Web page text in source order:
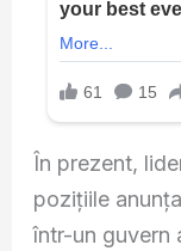
În prezent,
pozițiile
într-un guvern